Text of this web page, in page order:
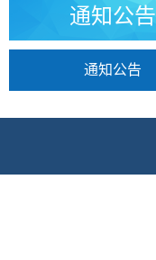
通知公告
通知公告